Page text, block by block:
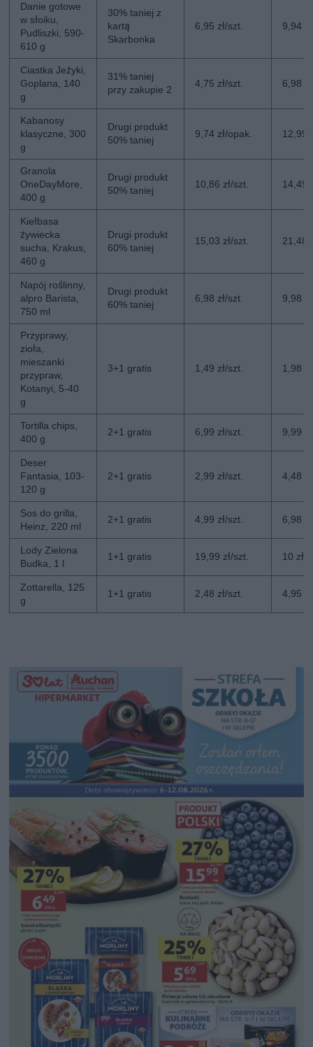
Danie gotowe
w słoiku,
Pudliszki, 590-
610 g
30% taniej z
kartą
Skarbonka
6,95 zł/szt. 9,94
Ciastka Jeżyki,
Goplana, 140
g
31% taniej
przy zakupie 2
4,75 zł/szt. 6,98
Kabanosy
klasyczne, 300
g
Drugi produkt
50% taniej
9,74 zł/opak. 12,99
Granola
OneDayMore,
400 g
Drugi produkt
50% taniej
10,86 zł/szt. 14,49
Kiełbasa
żywiecka
sucha, Krakus,
460 g
Drugi produkt
60% taniej
15,03 zł/szt. 21,48
Napój roślinny,
alpro Barista,
750 ml
Drugi produkt
60% taniej
6,98 zł/szt. 9,98
Przyprawy,
zioła,
mieszanki
przypraw,
Kotanyi, 5-40
g
3+1 gratis 1,49 zł/szt. 1,98
Tortilla chips,
400 g
2+1 gratis 6,99 zł/szt. 9,99
Deser
Fantasia, 103-
120 g
2+1 gratis 2,99 zł/szt. 4,48
Sos do grilla,
Heinz, 220 ml
2+1 gratis 4,99 zł/szt. 6,98
Lody Zielona
Budka, 1 l
1+1 gratis 19,99 zł/szt. 10 zł/
Zottarella, 125
g
1+1 gratis 2,48 zł/szt. 4,95